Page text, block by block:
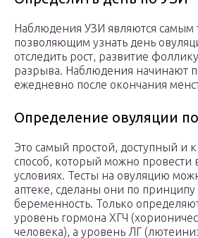
Наблюдения УЗИ являются самым
позволяющим узнать день
отследить рост, развитие
разрыва. Наблюдения начинают
ежедневно после окончания
Определение овуляции
Это самый простой, доступный и
способ, который можно провести
условиях. Тесты на овуляцию
аптеке, сделаны они по принципу
беременность. Только
уровень гормона ХГЧ
человека), а уровень ЛГ